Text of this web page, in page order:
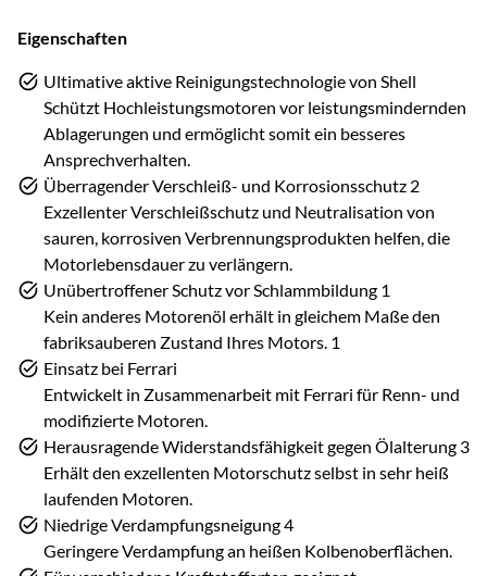
Eigenschaften
Ultimative aktive Reinigungstechnologie von Shell
Schützt Hochleistungsmotoren vor leistungsmindernden
Ablagerungen und ermöglicht somit ein besseres
Ansprechverhalten.
Überragender Verschleiß- und Korrosionsschutz 2
Exzellenter Verschleißschutz und Neutralisation von
sauren, korrosiven Verbrennungsprodukten helfen, die
Motorlebensdauer zu verlängern.
Unübertroffener Schutz vor Schlammbildung 1
Kein anderes Motorenöl erhält in gleichem Maße den
fabriksauberen Zustand Ihres Motors. 1
Einsatz bei Ferrari
Entwickelt in Zusammenarbeit mit Ferrari für Renn- und
modifizierte Motoren.
Herausragende Widerstandsfähigkeit gegen Ölalterung 3
Erhält den exzellenten Motorschutz selbst in sehr heiß
laufenden Motoren.
Niedrige Verdampfungsneigung 4
Geringere Verdampfung an heißen Kolbenoberflächen.